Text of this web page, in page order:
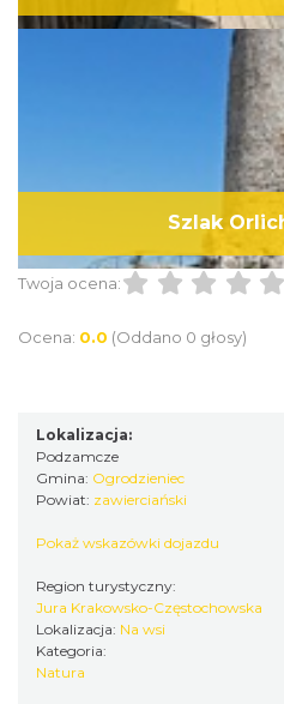
Szlak
Twoja ocena:
Ocena: 0.0 (Oddano 0 głosy)
Lokalizacja:
Podzamcze
Gmina: Ogrodzieniec
Powiat: zawierciański
Pokaż wskazówki dojazdu
Region turystyczny:
Jura Krakowsko-Częstochowska
Lokalizacja: Na wsi
Kategoria:
Natura